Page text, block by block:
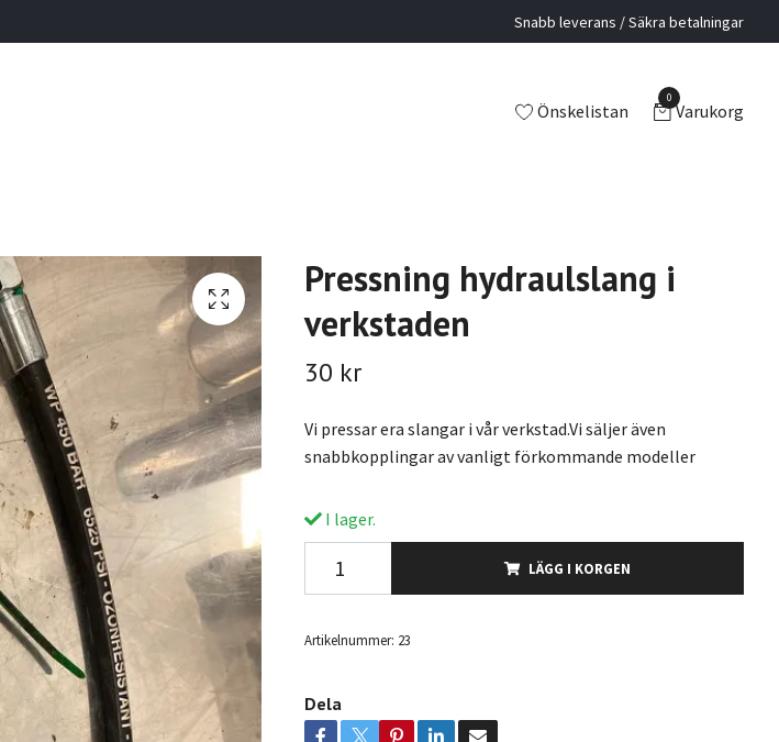
Snabb leverans / Säkra betalningar
Önskelistan
0
Varukorg
Pressning hydraulslang i
verkstaden
30 kr
Vi pressar era slangar i vår verkstad.Vi säljer även
snabbkopplingar av vanligt förkommande modeller
I lager.
LÄGG I KORGEN
Artikelnummer: 23
Dela